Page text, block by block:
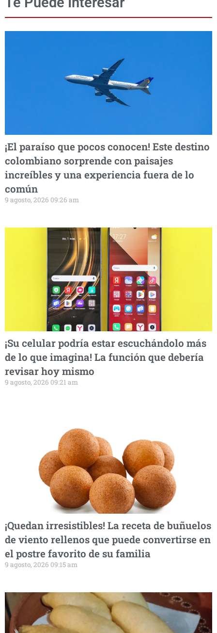
¡El paraíso que pocos conocen! Este destino
colombiano sorprende con paisajes
increíbles y una experiencia fuera de lo
común
9 agosto, 2026 09:26 am
¡Su celular podría estar escuchándolo más
de lo que imagina! La función que debería
revisar hoy mismo
9 agosto, 2026 09:21 am
¡Quedan irresistibles! La receta de buñuelos
de viento rellenos que puede convertirse en
el postre favorito de su familia
9 agosto, 2026 09:15 am